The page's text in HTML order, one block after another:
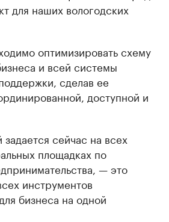
для наших вологодских
оптимизировать схему
и всей системы
сделав ее
доступной и
сейчас на всех
площадках по
— это
инструментов
бизнеса на одной